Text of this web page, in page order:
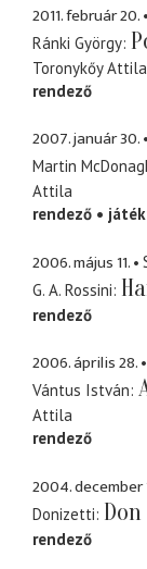
2011. február 20.
Ránki György
Toronykőy Attila
rendező
2007. január 30.
Martin
Attila
rendező
2006. május 11.
G. A. Rossini
rendező
2006. április 28.
Vántus István
Attila
rendező
2004. december
Donizetti
rendező